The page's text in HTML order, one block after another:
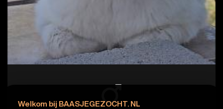
Welkom bij BAASJEGEZOCHT. NL